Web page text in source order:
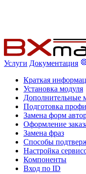
Услуги Документация
Краткая
Установка модуля
Дополнительные
Подготовка
Замена форм
Оформление
Замена фраз
Способы
Настройка
Компоненты
Вход по ID